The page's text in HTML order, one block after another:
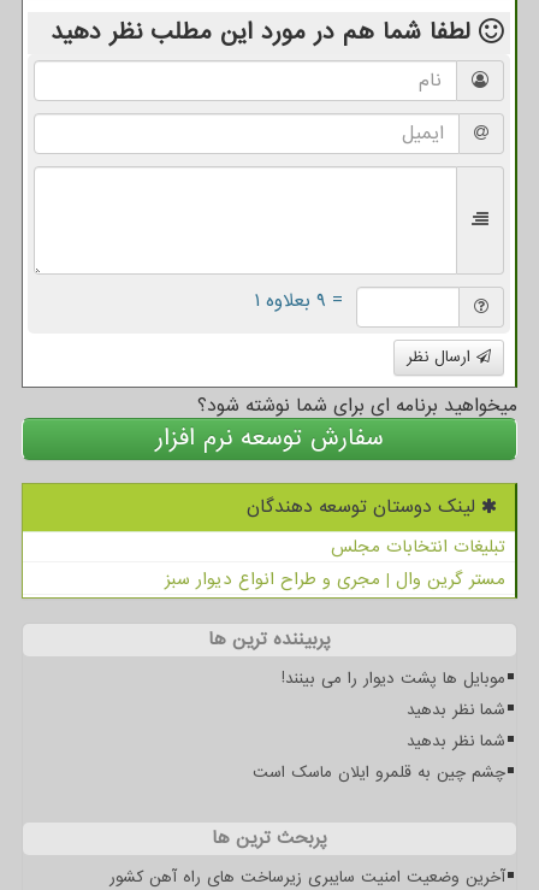
لطفا شما هم در مورد این مطلب نظر دهید
= ۹ بعلاوه ۱
ارسال نظر
میخواهید برنامه ای برای شما نوشته شود؟
سفارش توسعه نرم افزار
لینک دوستان توسعه دهندگان
تبلیغات انتخابات مجلس
مستر گرین وال | مجری و طراح انواع دیوار سبز
پربیننده ترین ها
موبایل ها پشت دیوار را می بینند!
شما نظر بدهید
شما نظر بدهید
چشم چین به قلمرو ایلان ماسک است
پربحث ترین ها
آخرین وضعیت امنیت سایبری زیرساخت های راه آهن کشور